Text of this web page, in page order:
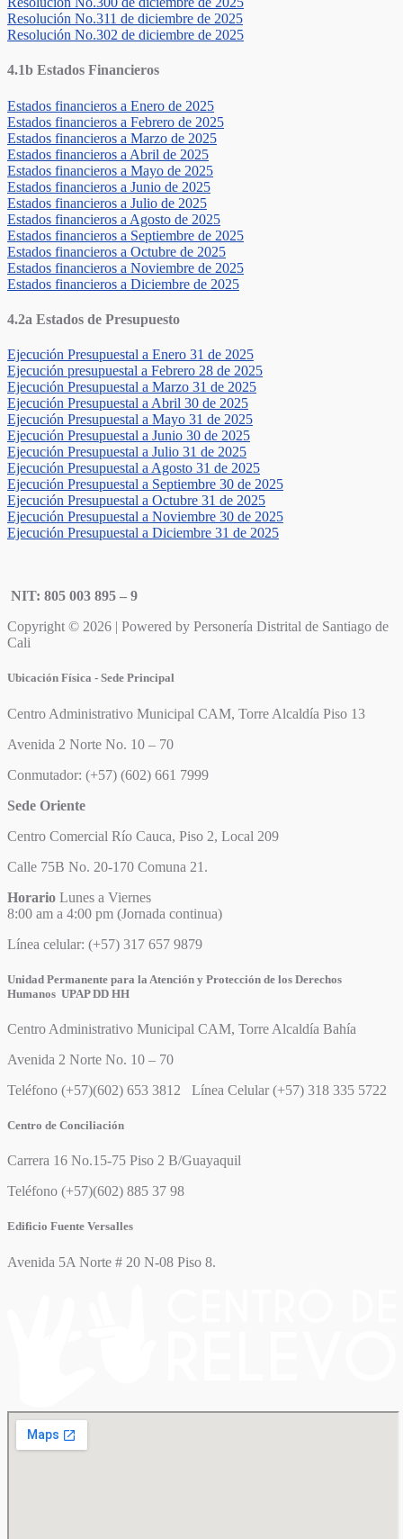
Resolución No.311 de diciembre de 2025
Resolución No.302 de diciembre de 2025
4.1b Estados Financieros
Estados financieros a Enero de 2025
Estados financieros a Febrero de 2025
Estados financieros a Marzo de 2025
Estados financieros a Abril de 2025
Estados financieros a Mayo de 2025
Estados financieros a Junio de 2025
Estados financieros a Julio de 2025
Estados financieros a Agosto de 2025
Estados financieros a Septiembre de 2025
Estados financieros a Octubre de 2025
Estados financieros a Noviembre de 2025
Estados financieros a Diciembre de 2025
4.2a Estados de Presupuesto
Ejecución Presupuestal a Enero 31 de 2025
Ejecución presupuestal a Febrero 28 de 2025
Ejecución Presupuestal a Marzo 31 de 2025
Ejecución Presupuestal a Abril 30 de 2025
Ejecución Presupuestal a Mayo 31 de 2025
Ejecución Presupuestal a Junio 30 de 2025
Ejecución Presupuestal a Julio 31 de 2025
Ejecución Presupuestal a Agosto 31 de 2025
Ejecución Presupuestal a Septiembre 30 de 2025
Ejecución Presupuestal a Octubre 31 de 2025
Ejecución Presupuestal a Noviembre 30 de 2025
Ejecución Presupuestal a Diciembre 31 de 2025
NIT: 805 003 895 – 9
Copyright © 2026 | Powered by Personería Distrital de Santiago de
Cali
Ubicación Física - Sede Principal
Centro Administrativo Municipal CAM, Torre Alcaldía Piso 13
Avenida 2 Norte No. 10 – 70
Conmutador: (+57) (602) 661 7999
Sede Oriente
Centro Comercial Río Cauca, Piso 2, Local 209
Calle 75B No. 20-170 Comuna 21.
Horario Lunes a Viernes
8:00 am a 4:00 pm (Jornada continua)
Línea celular: (+57) 317 657 9879
Unidad Permanente para la Atención y Protección de los Derechos
Humanos UPAP DD HH
Centro Administrativo Municipal CAM, Torre Alcaldía Bahía
Avenida 2 Norte No. 10 – 70
Teléfono (+57)(602) 653 3812 Línea Celular (+57) 318 335 5722
Centro de Conciliación
Carrera 16 No.15-75 Piso 2 B/Guayaquil
Teléfono (+57)(602) 885 37 98
Edificio Fuente Versalles
Avenida 5A Norte # 20 N-08 Piso 8.